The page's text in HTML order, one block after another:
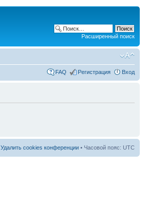
Расширенный поиск
FAQ Регистрация Вход
Удалить cookies конференции • Часовой пояс: UTC